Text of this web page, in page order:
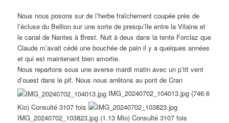
Nous nous posons sur de l’herbe fraîchement coupée près de
l’écluse du Bellion sur une sorte de presqu’île entre la Vilaine et
le canal de Nantes à Brest. Nuit à deux dans la tente Forclaz que
Claude m’avait cédé une bouchée de pain il y a quelques années
et qui est maintenant bien amortie.
Nous repartons sous une averse mardi matin avec un p’tit vent
d’ouest dans le pif. Nous nous arrêtons au pont de Cran
IMG_20240702_104013.jpg (746.6
Kio) Consulté 3107 fois
IMG_20240702_103823.jpg (1.13 Mio) Consulté 3107 fois